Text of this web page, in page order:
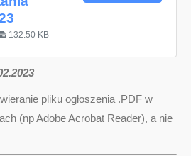
132.50 KB
pliku ogłoszenia .PDF w
(np Adobe Acrobat Reader), a nie